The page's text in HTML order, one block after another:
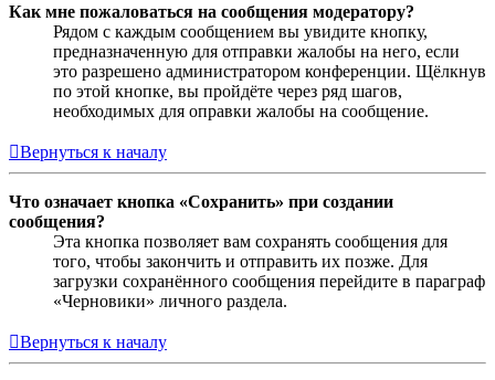
Как мне пожаловаться на сообщения модератору?
Рядом с каждым сообщением вы увидите кнопку,
предназначенную для отправки жалобы на него, если
это разрешено администратором конференции. Щёлкнув
по этой кнопке, вы пройдёте через ряд шагов,
необходимых для оправки жалобы на сообщение.
Вернуться к началу
Что означает кнопка «Сохранить» при создании
сообщения?
Эта кнопка позволяет вам сохранять сообщения для
того, чтобы закончить и отправить их позже. Для
загрузки сохранённого сообщения перейдите в параграф
«Черновики» личного раздела.
Вернуться к началу